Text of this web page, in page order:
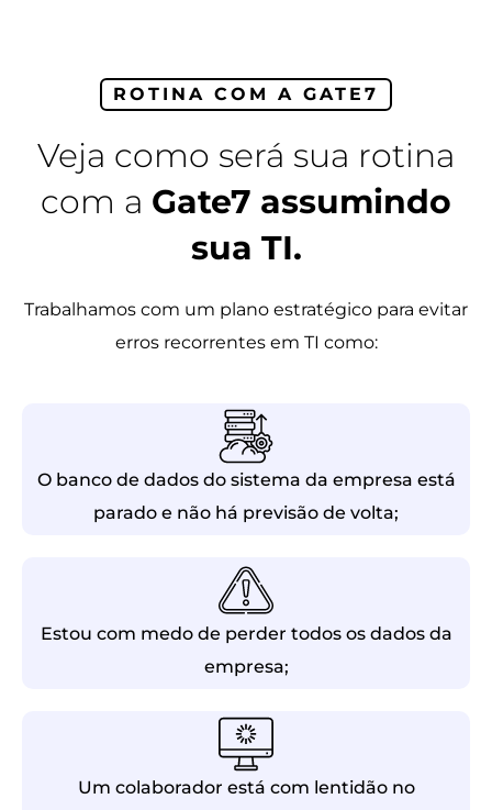
ROTINA COM A GATE7
Veja como será sua rotina
com a Gate7 assumindo
sua TI.
Trabalhamos com um plano estratégico para evitar
erros recorrentes em TI como:
O banco de dados do sistema da empresa está
parado e não há previsão de volta;
Estou com medo de perder todos os dados da
empresa;
Um colaborador está com lentidão no